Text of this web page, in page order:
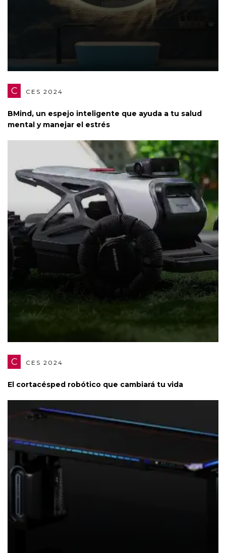
C CES 2024
BMind, un espejo inteligente que ayuda a tu salud
mental y manejar el estrés
C CES 2024
El cortacésped robótico que cambiará tu vida